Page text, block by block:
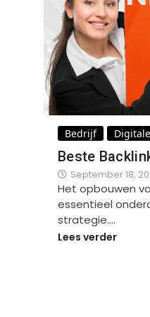
Bedrijf
Beste
September 18,
Het opbouwen
essentieel
strategie.…
Lees verder